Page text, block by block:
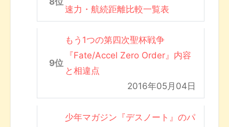
速力・航続距離比較一覧表
もう1つの第四次聖杯戦争
『Fate/Accel Zero Order』内容
と相違点
2016年05月04日
少年マガジン『デスノート』のパ